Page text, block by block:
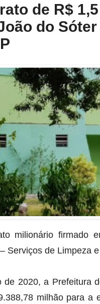
de R$
do
milionário firmado
Serviços de Limpeza
de 2020, a Prefeitura
milhão para a